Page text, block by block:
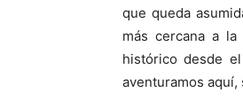
que queda
más cercana a
histórico desde
aventuramos